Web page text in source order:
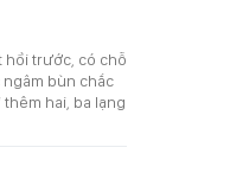
hồi trước, có chỗ
bùn chắc
thêm hai, ba lạng